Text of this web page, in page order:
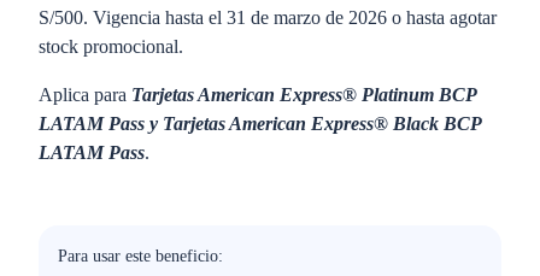
S/500. Vigencia hasta el 31 de marzo de 2026 o hasta agotar
stock promocional.
Aplica para Tarjetas American Express® Platinum BCP
LATAM Pass y Tarjetas American Express® Black BCP
LATAM Pass.
Para usar este beneficio: